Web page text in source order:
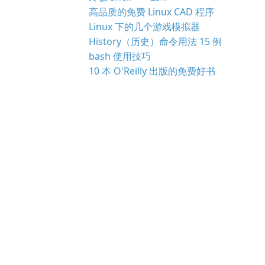
高品质的免费 Linux CAD 程序
Linux 下的几个游戏模拟器
History（历史）命令用法 15 例
bash 使用技巧
10 本 O'Reilly 出版的免费好书